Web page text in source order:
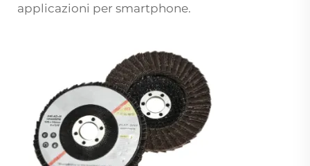
applicazioni per smartphone.